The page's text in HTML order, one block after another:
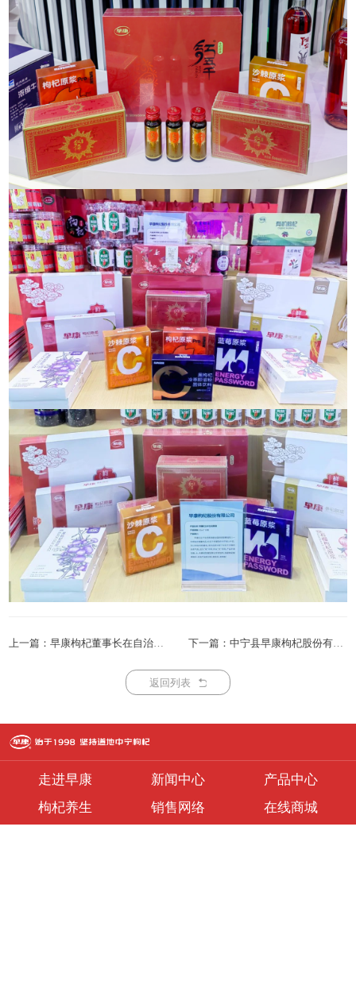
上一篇：早康枸杞董事长在自治区现代枸杞产业高质量发展第二次推进会发言献策 下一篇：中宁县早康枸杞股份有限公司获批农业农村部首批国家现代农业全产业链标准化生产基地
返回列表
走进早康 新闻中心
产品中心
枸杞养生
销售网络 在线商城